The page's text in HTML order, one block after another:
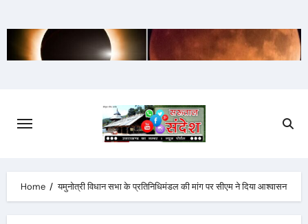
to
Home यमुनोत्री विधान सभा के प्रतिनिधिमंडल की मांग पर सीएम ने दिया आश्वासन